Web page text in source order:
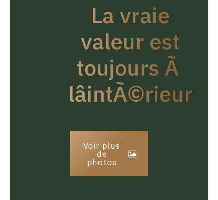
La vraie
valeur est
toujours Ã
lâintÃ©rieur
Voir plus
de
photos